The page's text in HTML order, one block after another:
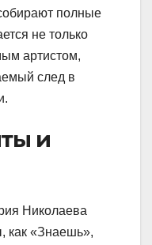
полные
не только
артистом,
след в
и
Николаева
как «Знаешь»,